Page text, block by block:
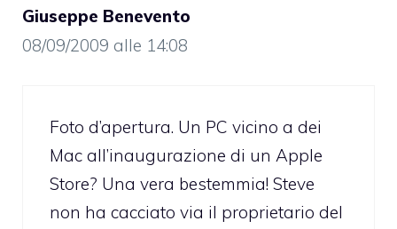
Giuseppe Benevento
08/09/2009 alle 14:08
Foto d’apertura. Un PC vicino a dei
Mac all’inaugurazione di un Apple
Store? Una vera bestemmia! Steve
non ha cacciato via il proprietario del